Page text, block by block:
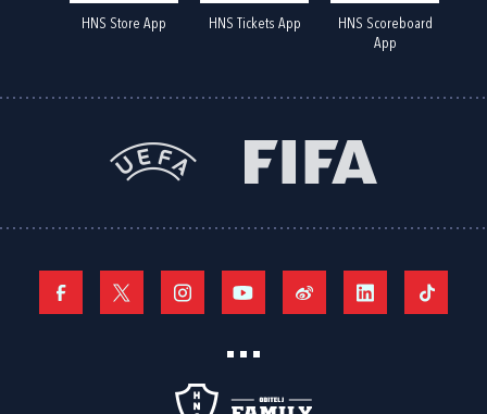
HNS Store App HNS Tickets App
HNS Scoreboard
App